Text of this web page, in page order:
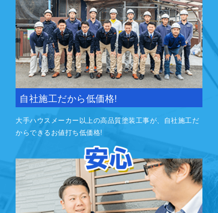
自社施工だから低価格!
大手ハウスメーカー以上の高品質塗装工事が、自社施工だ
からできるお値打ち低価格!